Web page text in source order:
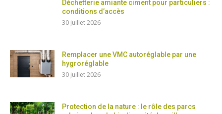
Déchetterie amiante ciment pour particuliers :
conditions d’accès
30 juillet 2026
Remplacer une VMC autoréglable par une
hygroréglable
30 juillet 2026
Protection de la nature : le rôle des parcs